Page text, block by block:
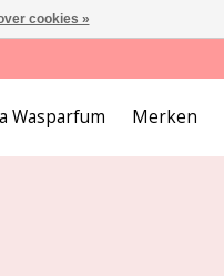
Wasparfum Merken
cookies »